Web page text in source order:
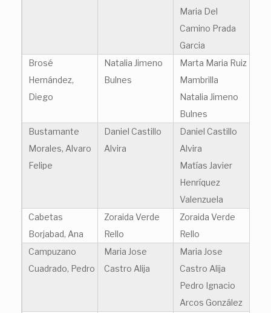
Maria Del
Camino Prada
Garcia
Brosé
Hernández,
Diego
Natalia Jimeno
Bulnes
Marta Maria Ruiz
Mambrilla
Natalia Jimeno
Bulnes
Bustamante
Morales, Alvaro
Felipe
Daniel Castillo
Alvira
Daniel Castillo
Alvira
Matías Javier
Henríquez
Valenzuela
Cabetas
Borjabad, Ana
Zoraida Verde
Rello
Zoraida Verde
Rello
Campuzano
Cuadrado, Pedro
Maria Jose
Castro Alija
Maria Jose
Castro Alija
Pedro Ignacio
Arcos González